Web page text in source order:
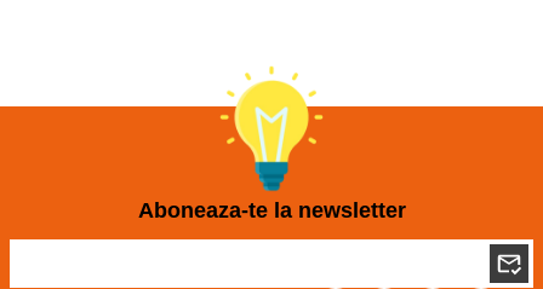
Aboneaza-te la newsletter